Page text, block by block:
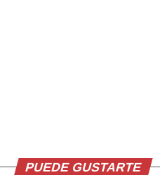
PUEDE GUSTARTE